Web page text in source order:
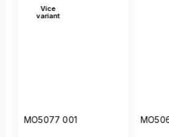
Více
variant
MO5077 001